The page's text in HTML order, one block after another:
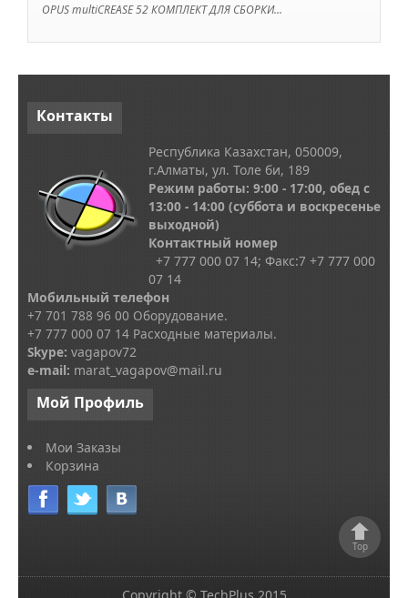
OPUS multiCREASE 52 КОМПЛЕКТ ДЛЯ СБОРКИ...
Контакты
Республика Казахстан, 050009,
г.Алматы, ул. Толе би, 189
Режим работы: 9:00 - 17:00, обед с
13:00 - 14:00 (суббота и воскресенье
выходной)
Контактный номер
+7 777 000 07 14; Факс:7 +7 777 000
07 14
Мобильный телефон
+7 701 788 96 00 Оборудование.
+7 777 000 07 14 Расходные материалы.
Skype: vagapov72
e-mail: marat_vagapov@mail.ru
Мой Профиль
Мои Заказы
Корзина
Top